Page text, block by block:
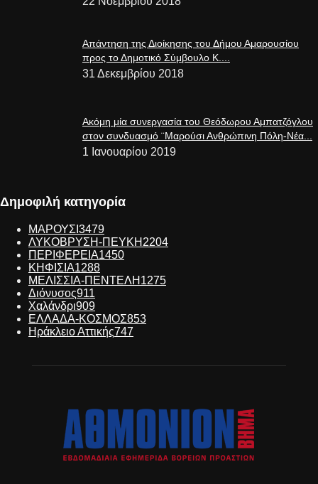
Απάντηση της Διοίκησης του Δήμου Αμαρουσίου
προς το Δημοτικό Σύμβουλο Κ....
31 Δεκεμβρίου 2018
Ακόμη μία συνεργασία του Θεόδωρου Αμπατζόγλου
στον συνδυασμό ¨Μαρούσι Ανθρώπινη Πόλη-Νέα...
1 Ιανουαρίου 2019
Δημοφιλή κατηγορία
ΜΑΡΟΥΣΙ 3479
ΛΥΚΟΒΡΥΣΗ-ΠΕΥΚΗ 2204
ΠΕΡΙΦΕΡΕΙΑ1450
ΚΗΦΙΣΙΑ1288
ΜΕΛΙΣΣΙΑ-ΠΕΝΤΕΛΗ 1275
Διόνυσος911
Χαλάνδρι909
ΕΛΛΑΔΑ-ΚΟΣΜΟΣ853
Ηράκλειο Αττικής747